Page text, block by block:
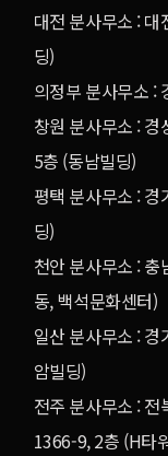
대전 분사무소 :
딩)
의정부 분사무소 :
창원 분사무소 :
5층 (동남빌딩)
평택 분사무소 :
딩)
천안 분사무소 :
동, 백석문화센터)
일산 분사무소 :
암빌딩)
전주 분사무소 :
1366-9, 2층 (H타